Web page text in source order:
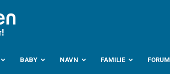
Babyverden.no
BABY NAVN FAMILIE FORUM